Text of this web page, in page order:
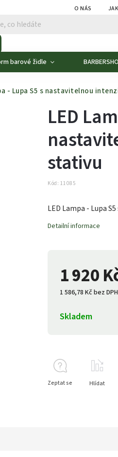
O NÁS
barové židle
- Lupa S5 s nastavitelnou
1 920
1 586,78 Kč bez DPH
Skladem
LED
stativu
Kód: 11085
LED Lampa - Lupa
Detailní informace
Zeptat se Hlídat